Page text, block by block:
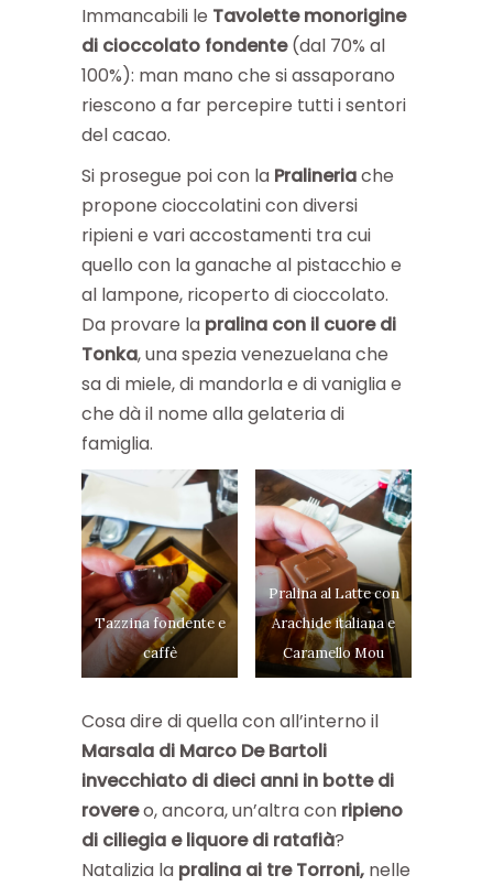
Immancabili le Tavolette monorigine
di cioccolato fondente(dal 70% al
100%): man mano che si assaporano
riescono a far percepire tutti i sentori
del cacao.
Si prosegue poi con la Pralineriache
propone cioccolatini con diversi
ripieni e vari accostamenti tra cui
quello con la ganache al pistacchio e
al lampone, ricoperto di cioccolato.
Da provare la pralina con il cuore di
Tonka, una spezia venezuelana che
sa di miele, di mandorla e di vaniglia e
che dà il nome alla gelateria di
famiglia.
Tazzina fondente e
caffè
Pralina al Latte con
Arachide italiana e
Caramello Mou
Cosa dire di quella con all’interno il
Marsala di Marco De Bartoli
invecchiato di dieci anni in botte di
rovereo, ancora, un’altra con ripieno
di ciliegia e liquore di ratafià?
Natalizia la pralina ai tre Torroni, nelle